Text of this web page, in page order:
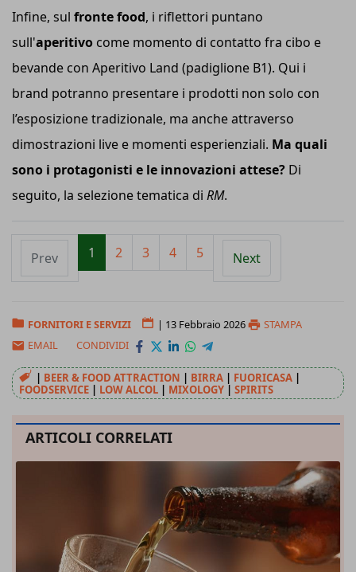
Infine, sul fronte food, i riflettori puntano
sull'aperitivo come momento di contatto fra cibo e
bevande con Aperitivo Land (padiglione B1). Qui i
brand potranno presentare i prodotti non solo con
l’esposizione tradizionale, ma anche attraverso
dimostrazioni live e momenti esperienziali. Ma quali
sono i protagonisti e le innovazioni attese? Di
seguito, la selezione tematica di RM.
Prev 1 2 3 4 5 Next
FORNITORI E SERVIZI | 13 Febbraio 2026
STAMPA
EMAIL
CONDIVIDI
| BEER & FOOD ATTRACTION | BIRRA | FUORICASA |
FOODSERVICE | LOW ALCOL | MIXOLOGY | SPIRITS
ARTICOLI CORRELATI